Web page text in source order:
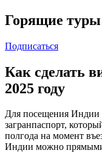
Горящие туры
Подписаться
Как сделать
2025 году
Для посещения Индии
загранпаспорт,
полгода на момент
Индии можно